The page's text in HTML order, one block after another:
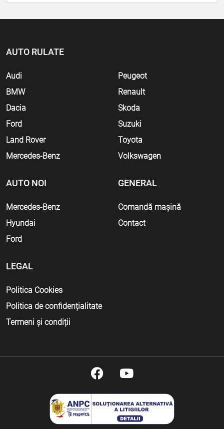
AUTO RULATE
Audi
BMW
Dacia
Ford
Land Rover
Mercedes-Benz
Peugeot
Renault
Skoda
Suzuki
Toyota
Volkswagen
AUTO NOI
Mercedes-Benz
Hyundai
Ford
GENERAL
Comandă mașină
Contact
LEGAL
Politica Cookies
Politica de confidențialitate
Termeni și condiții